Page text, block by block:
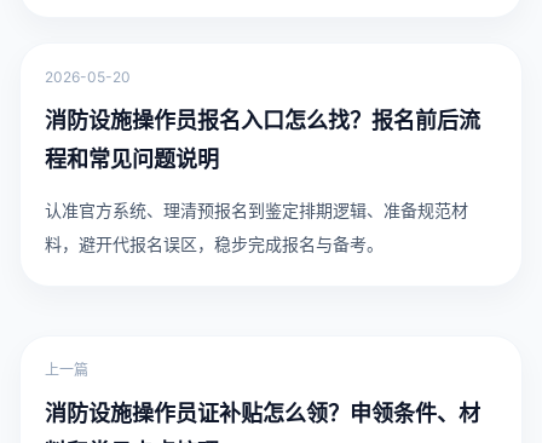
2026-05-20
消防设施操作员报名入口怎么找？报名前后流
程和常见问题说明
认准官方系统、理清预报名到鉴定排期逻辑、准备规范材
料，避开代报名误区，稳步完成报名与备考。
上一篇
消防设施操作员证补贴怎么领？申领条件、材